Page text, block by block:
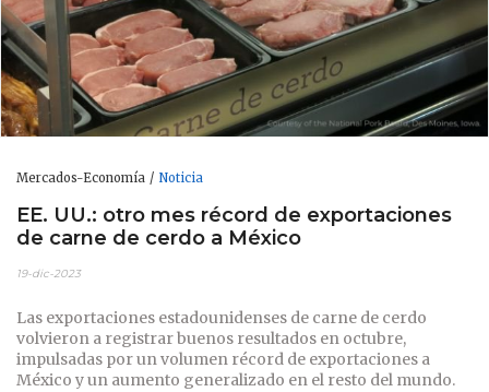
Mercados-Economía Noticia
EE. UU.: otro mes récord de exportaciones
de carne de cerdo a México
19-dic-2023
Las exportaciones estadounidenses de carne de cerdo
volvieron a registrar buenos resultados en octubre,
impulsadas por un volumen récord de exportaciones a
México y un aumento generalizado en el resto del mundo.